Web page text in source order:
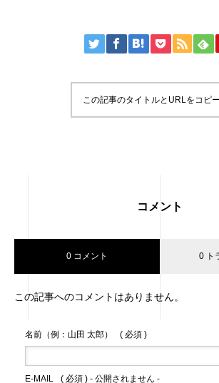
この記事のタイトルとURLをコピ
コメント
0 コメント 0 ト
この記事へのコメントはありません。
名前（例：山田 太郎） ( 必須 )
E-MAIL ( 必須 ) - 公開されません -